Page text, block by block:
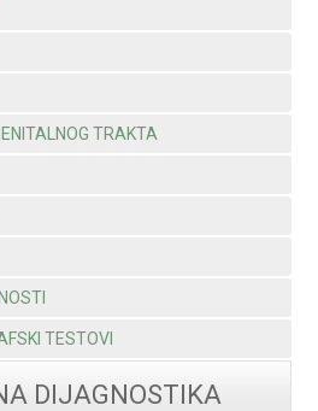
TRAKTA
TESTOVI
DIJAGNOSTIKA